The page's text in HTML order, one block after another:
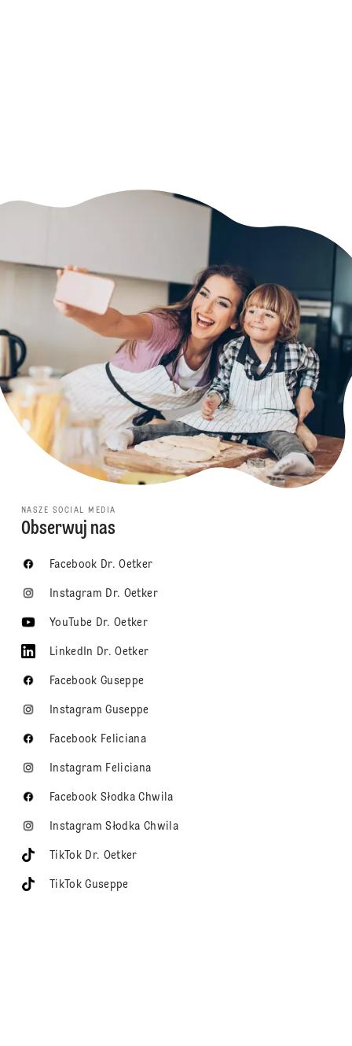
NASZE SOCIAL MEDIA
Obserwuj nas
Facebook Dr. Oetker
Instagram Dr. Oetker
YouTube Dr. Oetker
LinkedIn Dr. Oetker
Facebook Guseppe
Instagram Guseppe
Facebook Feliciana
Instagram Feliciana
Facebook Słodka Chwila
Instagram Słodka Chwila
TikTok Dr. Oetker
TikTok Guseppe